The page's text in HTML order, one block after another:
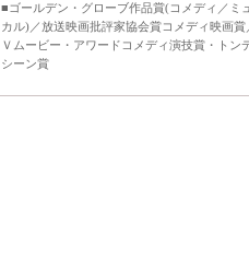
■ゴールデン・グローブ作品賞(コメディ／ミ
カル)／放送映画批評家協会賞コメディ映画賞
Ｖムービー・アワードコメディ演技賞・トン
シーン賞